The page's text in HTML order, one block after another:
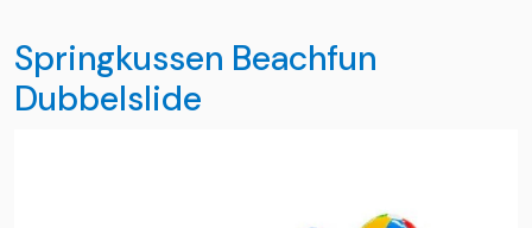
Springkussen Beachfun
Dubbelslide